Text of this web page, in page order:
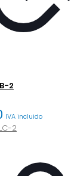
2
IVA incluido